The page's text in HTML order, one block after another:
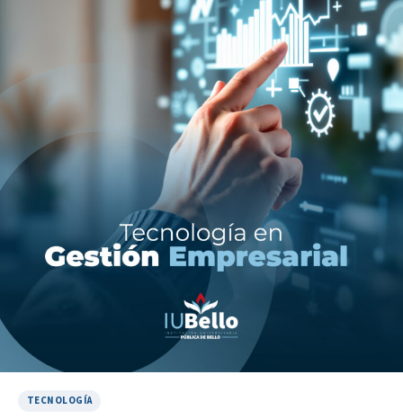
TECNOLOGÍA